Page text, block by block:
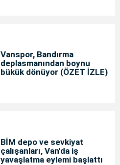
Vanspor, Bandırma
deplasmanından boynu
bükük dönüyor (ÖZET İZLE)
BİM depo ve sevkiyat
çalışanları, Van'da iş
yavaşlatma eylemi başlattı